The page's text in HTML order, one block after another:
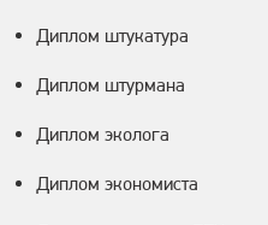
Диплом штукатура
Диплом штурмана
Диплом эколога
Диплом экономиста